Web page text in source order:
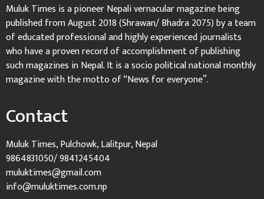
Muluk Times is a pioneer Nepali vernacular magazine being
published from August 2018 (Shrawan/ Bhadra 2075) by a team
of educated professional and highly experienced journalists
who have a proven record of accomplishment of publishing
such magazines in Nepal. It is a socio political national monthly
magazine with the motto of “News for everyone”.
Contact
Muluk Times, Pulchowk, Lalitpur, Nepal
9864831050/ 9841245404
muluktimes@gmail.com
info@muluktimes.com.np